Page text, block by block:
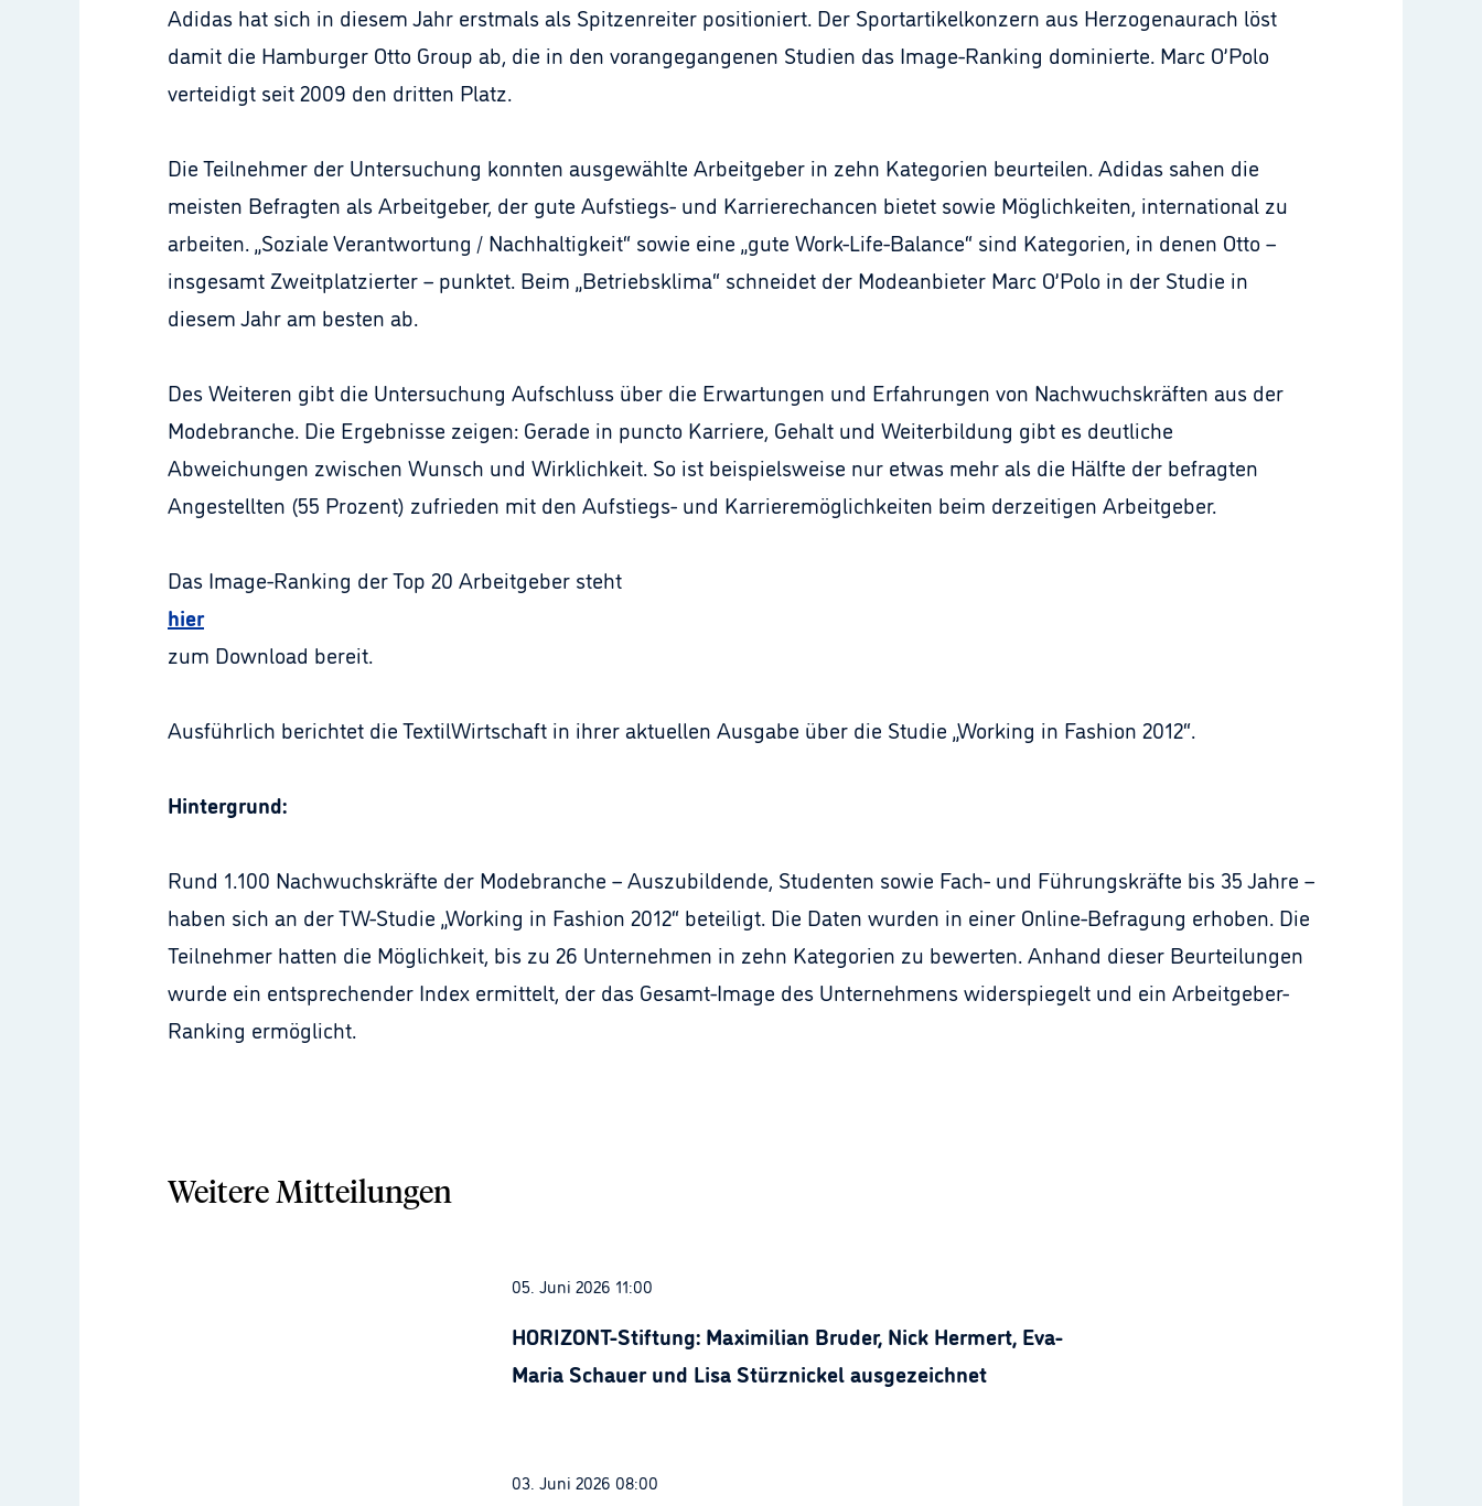
Adidas hat sich in diesem Jahr erstmals als Spitzenreiter positioniert. Der Sportartikelkonzern aus Herzogenaurach löst
damit die Hamburger Otto Group ab, die in den vorangegangenen Studien das Image-Ranking dominierte. Marc O’Polo
verteidigt seit 2009 den dritten Platz.
Die Teilnehmer der Untersuchung konnten ausgewählte Arbeitgeber in zehn Kategorien beurteilen. Adidas sahen die
meisten Befragten als Arbeitgeber, der gute Aufstiegs- und Karrierechancen bietet sowie Möglichkeiten, international zu
arbeiten. „Soziale Verantwortung / Nachhaltigkeit“ sowie eine „gute Work-Life-Balance“ sind Kategorien, in denen Otto –
insgesamt Zweitplatzierter – punktet. Beim „Betriebsklima“ schneidet der Modeanbieter Marc O’Polo in der Studie in
diesem Jahr am besten ab.
Des Weiteren gibt die Untersuchung Aufschluss über die Erwartungen und Erfahrungen von Nachwuchskräften aus der
Modebranche. Die Ergebnisse zeigen: Gerade in puncto Karriere, Gehalt und Weiterbildung gibt es deutliche
Abweichungen zwischen Wunsch und Wirklichkeit. So ist beispielsweise nur etwas mehr als die Hälfte der befragten
Angestellten (55 Prozent) zufrieden mit den Aufstiegs- und Karrieremöglichkeiten beim derzeitigen Arbeitgeber.
Das Image-Ranking der Top 20 Arbeitgeber steht
hier
zum Download bereit.
Ausführlich berichtet die TextilWirtschaft in ihrer aktuellen Ausgabe über die Studie „Working in Fashion 2012“.
Hintergrund:
Rund 1.100 Nachwuchskräfte der Modebranche – Auszubildende, Studenten sowie Fach- und Führungskräfte bis 35 Jahre –
haben sich an der TW-Studie „Working in Fashion 2012“ beteiligt. Die Daten wurden in einer Online-Befragung erhoben. Die
Teilnehmer hatten die Möglichkeit, bis zu 26 Unternehmen in zehn Kategorien zu bewerten. Anhand dieser Beurteilungen
wurde ein entsprechender Index ermittelt, der das Gesamt-Image des Unternehmens widerspiegelt und ein Arbeitgeber-
Ranking ermöglicht.
Weitere Mitteilungen
05. Juni 2026 11:00
HORIZONT-Stiftung: Maximilian Bruder, Nick Hermert, Eva-
Maria Schauer und Lisa Stürznickel ausgezeichnet
03. Juni 2026 08:00